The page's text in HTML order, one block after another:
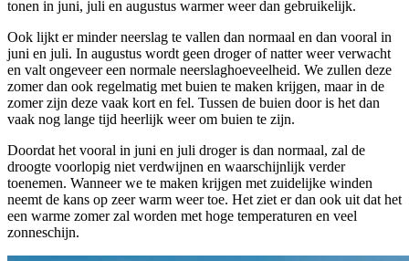
tonen in juni, juli en augustus warmer weer dan gebruikelijk.
Ook lijkt er minder neerslag te vallen dan normaal en dan vooral in
juni en juli. In augustus wordt geen droger of natter weer verwacht
en valt ongeveer een normale neerslaghoeveelheid. We zullen deze
zomer dan ook regelmatig met buien te maken krijgen, maar in de
zomer zijn deze vaak kort en fel. Tussen de buien door is het dan
vaak nog lange tijd heerlijk weer om buien te zijn.
Doordat het vooral in juni en juli droger is dan normaal, zal de
droogte voorlopig niet verdwijnen en waarschijnlijk verder
toenemen. Wanneer we te maken krijgen met zuidelijke winden
neemt de kans op zeer warm weer toe. Het ziet er dan ook uit dat het
een warme zomer zal worden met hoge temperaturen en veel
zonneschijn.